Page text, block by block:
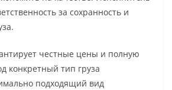
за сохранность и
честные цены и полную
конкретный тип груза
подходящий вид